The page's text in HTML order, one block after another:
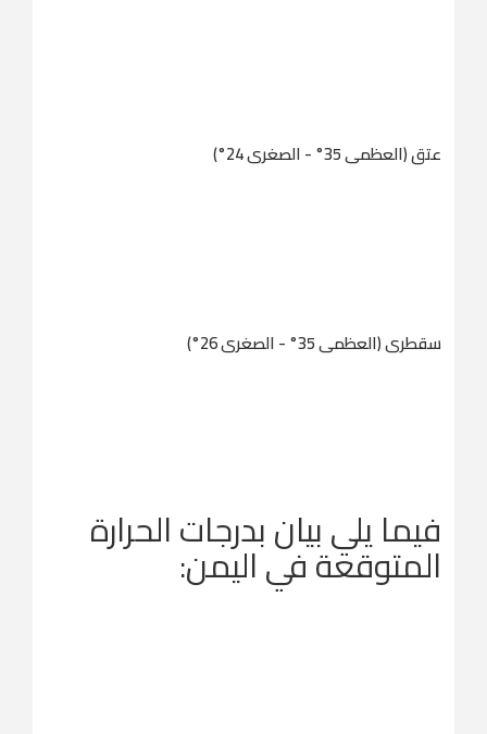
عتق (العظمى 35° - الصغرى 24°)
سقطرى (العظمى 35° - الصغرى 26°)
فيما يلي بيان بدرجات الحرارة
المتوقعة في اليمن: